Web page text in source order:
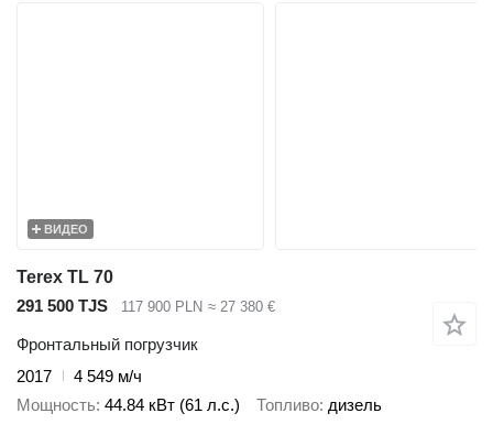
ВИДЕО
Terex TL 70
291 500 TJS
117 900 PLN ≈ 27 380 €
Фронтальный погрузчик
2017
4 549 м/ч
Мощность 44.84 кВт (61 л.с.) Топливо дизель